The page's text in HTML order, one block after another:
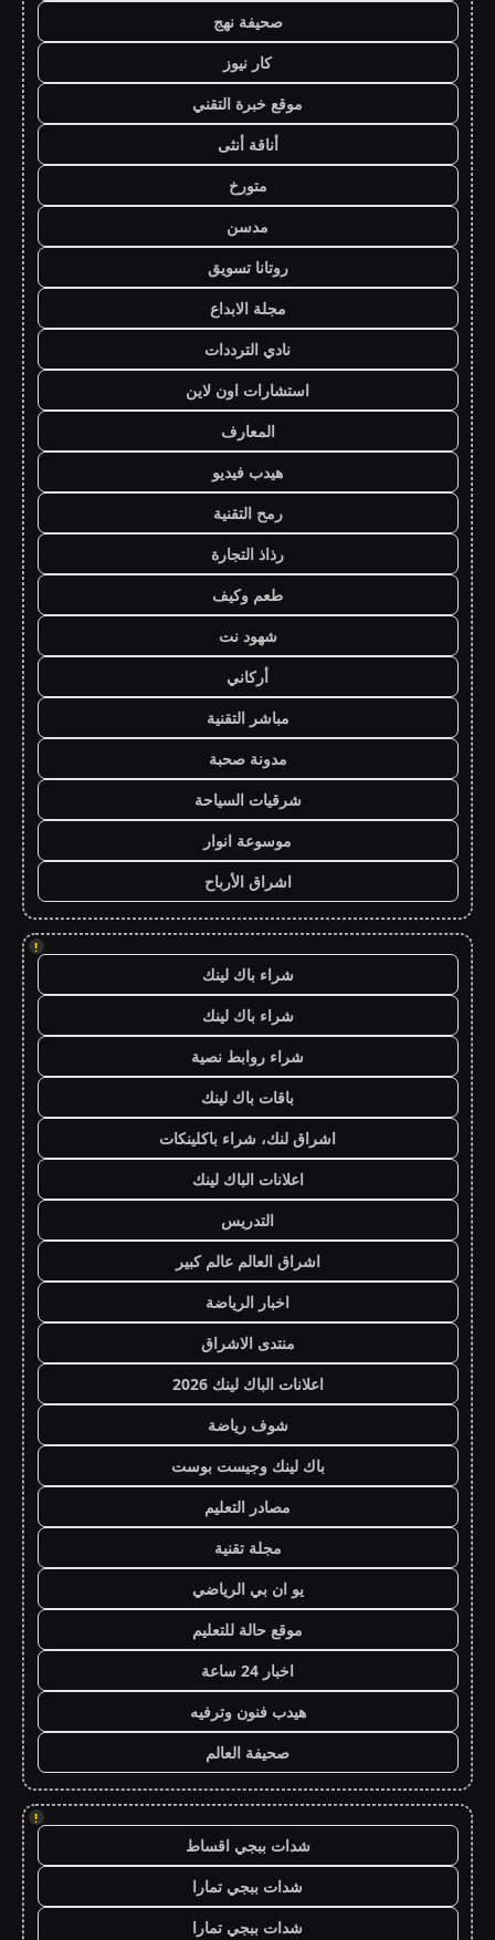
صحيفة نهج
كار نيوز
موقع خبرة التقني
أناقة أنثى
متورخ
مدسن
روتانا تسويق
مجلة الابداع
نادي الترددات
استشارات اون لاين
المعارف
هيدب فيديو
رمح التقنية
رذاذ التجارة
طعم وكيف
شهود نت
أركاني
مباشر التقنية
مدونة صحبة
شرقيات السياحة
موسوعة انوار
اشراق الأرباح
!
شراء باك لينك
شراء باك لينك
شراء روابط نصية
باقات باك لينك
اشراق لنك، شراء باكلينكات
اعلانات الباك لينك
التدريس
اشراق العالم عالم كبير
اخبار الرياضة
منتدى الاشراق
اعلانات الباك لينك 2026
شوف رياضة
باك لينك وجيست بوست
مصادر التعليم
مجلة تقنية
يو ان بي الرياضي
موقع حالة للتعليم
اخبار 24 ساعة
هيدب فنون وترفيه
صحيفة العالم
!
شدات ببجي اقساط
شدات ببجي تمارا
شدات ببجي تمارا